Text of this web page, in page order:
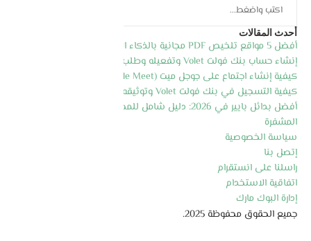
أحدث المقالات
أفضل 5 مواقع تلخيص PDF مجانية بالذكاء الاصطناعي 2026
إنشاء حساب بنك فولت Volet وتفعيله وطلب بطاقة الماسترد كارد
كيفية إنشاء اجتماع على جوجل ميت (Google Meet) خطوة بخطوة 2026
كيفية التسجيل في بنك فولت Volet وتوثيقه وطلب البطاقة 2026
أفضل بدائل بايير في 2026: دليل شامل للمحافظ الإلكترونية والعملات
المشفرة
سياسة الخصوصية
إتصل بنا
راسلنا على انستقرام
اتفاقية الاستخدام
إدارة البوك مارك
جميع الحقوق محفوظة 2025.